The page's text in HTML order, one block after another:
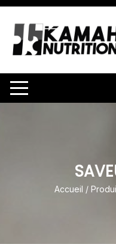
Aller
contenu
Accueil /